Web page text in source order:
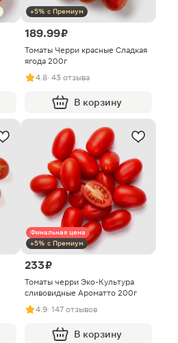
+5% с Премиум
189.99 ₽
Томаты Черри красные Сладкая
ягода 200г
4.8· 43 отзыва
В корзину
Финальная цена
+5% с Премиум
233 ₽
Томаты черри Эко-Культура
сливовидные Ароматто 200г
4.9· 147 отзывов
В корзину